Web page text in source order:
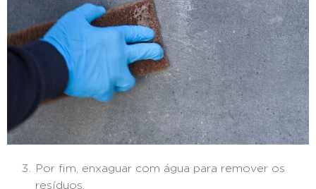
Por fim, enxaguar com água para remover os
resíduos.